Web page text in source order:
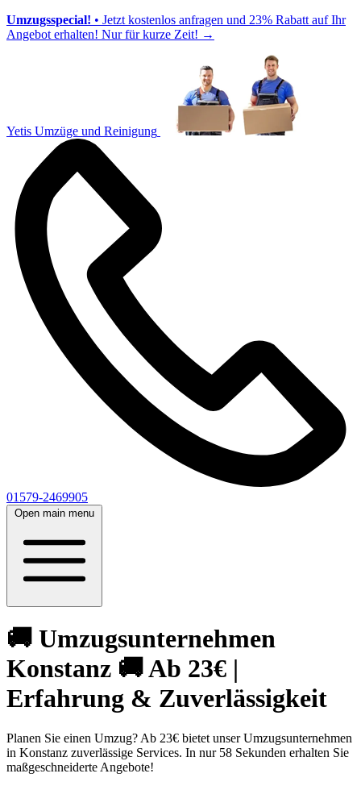
Umzugsspecial! • Jetzt kostenlos anfragen und 23% Rabatt auf Ihr
Angebot erhalten! Nur für kurze Zeit! →
Yetis Umzüge und Reinigung
01579-2469905
Open main menu
🚚 Umzugsunternehmen
Konstanz 🚚 Ab 23€ |
Erfahrung & Zuverlässigkeit
Planen Sie einen Umzug? Ab 23€ bietet unser Umzugsunternehmen
in Konstanz zuverlässige Services. In nur 58 Sekunden erhalten Sie
maßgeschneiderte Angebote!